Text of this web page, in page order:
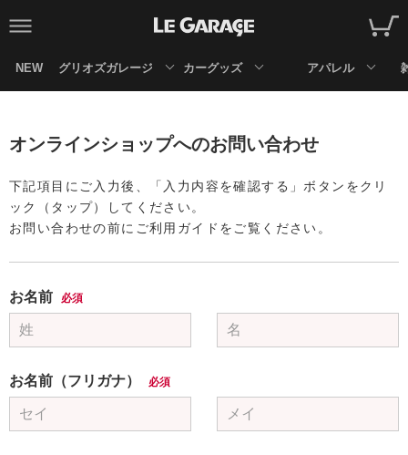
NEW グリオズガレージ カーグッズ アパレル
オンラインショップへのお問い合わせ
下記項目にご入力後、「入力内容を確認する」ボタンをクリ
ック（タップ）してください。
お問い合わせの前にご利用ガイドをご覧ください。
お名前 必須
お名前（フリガナ） 必須